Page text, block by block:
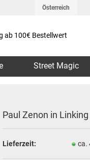
Österreich
erstellen
ab 100€ Bestellwert
Street Magic
Paul Zenon in Linking
Lieferzeit: ca.